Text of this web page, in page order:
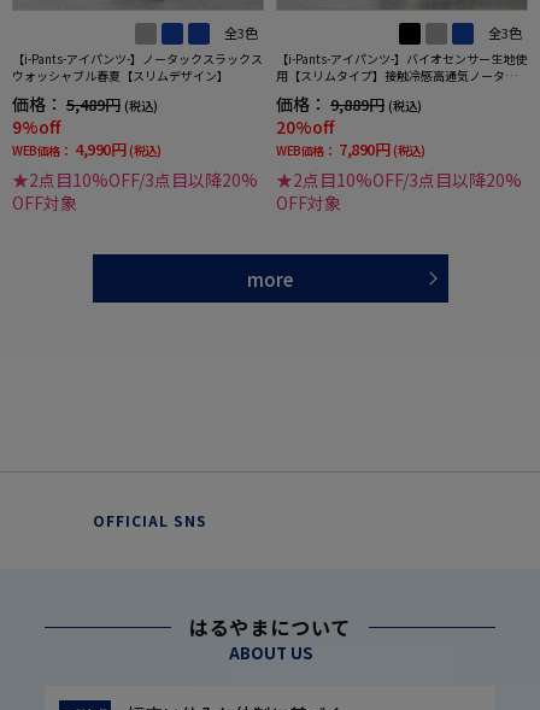
全3色
【i-Pants-アイパンツ-】ノータックスラックス
ウォッシャブル春夏【スリムデザイン】
価格： 5,489円 (税込)
9%off
WEB価格： 4,990円 (税込)
★2点目10%OFF/3点目以降20%
OFF対象
全3色
【i-Pants-アイパンツ-】バイオセンサー生地使
用【スリムタイプ】接触冷感高通気ノータッ
【スリムデザイン】
価格： 9,889円 (税込)
20%off
WEB価格： 7,890円 (税込)
★2点目10%OFF/3点目以降20%
OFF対象
more
OFFICIAL SNS
はるやまについて
ABOUT US